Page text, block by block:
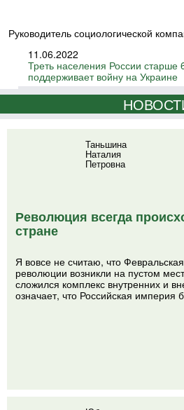
Руководитель социологической
11.06.2022
Треть населения России старше
поддерживает войну на Украине
Таньшина
Наталия
Петровна
Революция всегда
стране
Я вовсе не считаю, что
революции возникли на пустом
сложился комплекс внутренних и
означает, что Российская империя